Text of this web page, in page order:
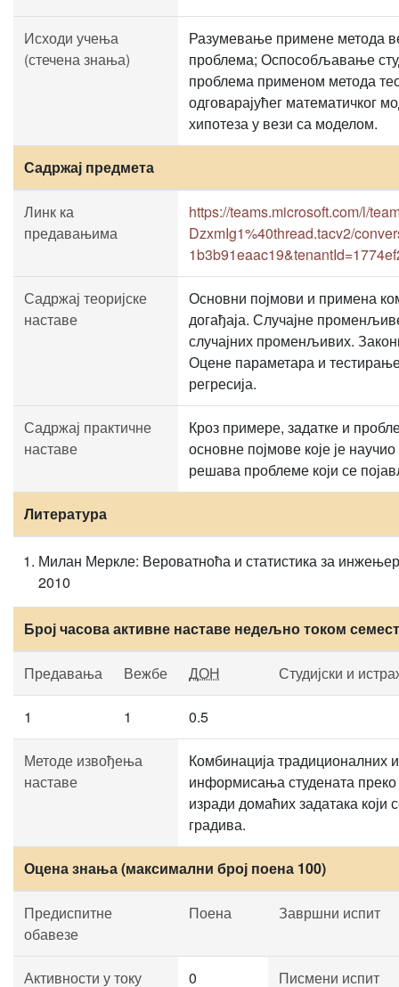
Исходи учења
(стечена знања)
Разумевање примене метода
проблема; Оспособљавање
проблема применом метода
одговарајућег математичког
хипотеза у вези са моделом.
Садржај предмета
Линк ка
предавањима
https://teams.microsoft.com/l/
DzxmIg1%40thread.tacv2/
Садржај теоријске
наставе
Основни појмови и примена
догађаја. Случајне
случајних променљивих.
Оцене параметара и
регресија.
Садржај практичне
наставе
Кроз примере, задатке и
основне појмове које је
решава проблеме који се
Литература
Милан Меркле: Вероватноћа и статистика за
2010
Број часова активне наставе недељно током
Предавања Вежбе ДОН Студијски и
1 1 0.5
Методе извођења
наставе
Комбинација традиционалних
информисања студената
изради домаћих задатака који
градива.
Оцена знања (максимални број поена 100)
Предиспитне
обавезе
Поена Завршни испит
Активности у току 0 Писмени испит